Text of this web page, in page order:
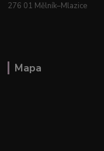
276 01 Mělník–Mlazice
Mapa